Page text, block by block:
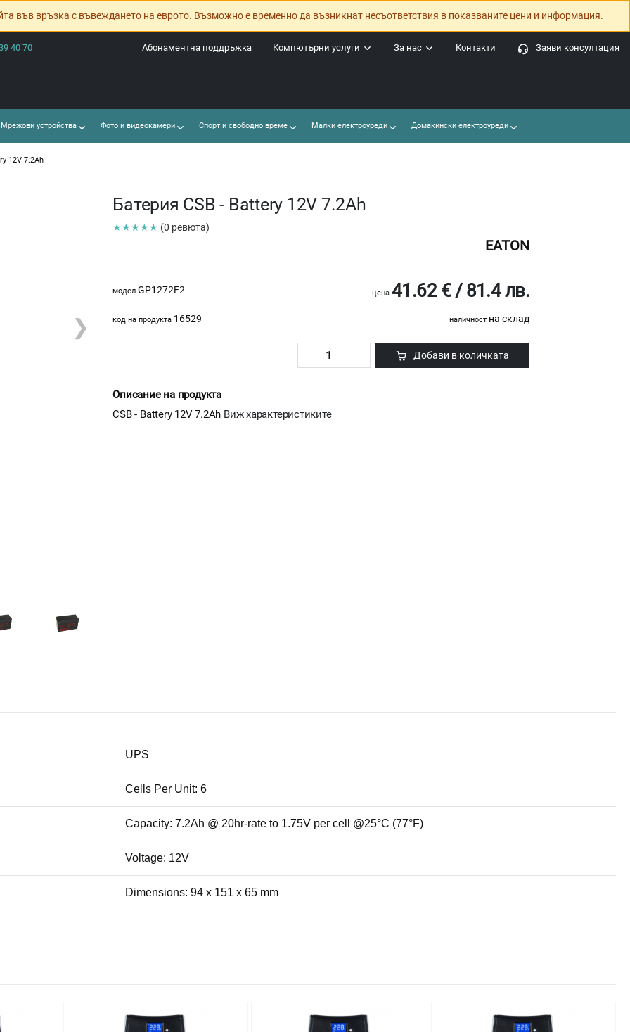
във връзка с въвеждането на еврото. Възможно е временно да възникнат несъответствия в показваните цени и информация.
40 70 Заяви консултация
Контакти
За нас
Компютърни услуги
Абонаментна поддръжка
устройства Фото и видеокамери Спорт и свободно време Малки електроуреди Домакински електроуреди
12V 7.2Ah
❯
Батерия CSB - Battery 12V 7.2Ah
★★★★★ (0 ревюта)
EATON
модел GP1272F2 цена 41.62 € / 81.4 лв.
код на продукта 16529 наличност на склад
Добави в количката
Описание на продукта
CSB - Battery 12V 7.2Ah Виж характеристиките
UPS
Cells Per Unit: 6
Capacity: 7.2Ah @ 20hr-rate to 1.75V per cell @25°C (77°F)
Voltage: 12V
Dimensions: 94 x 151 x 65 mm